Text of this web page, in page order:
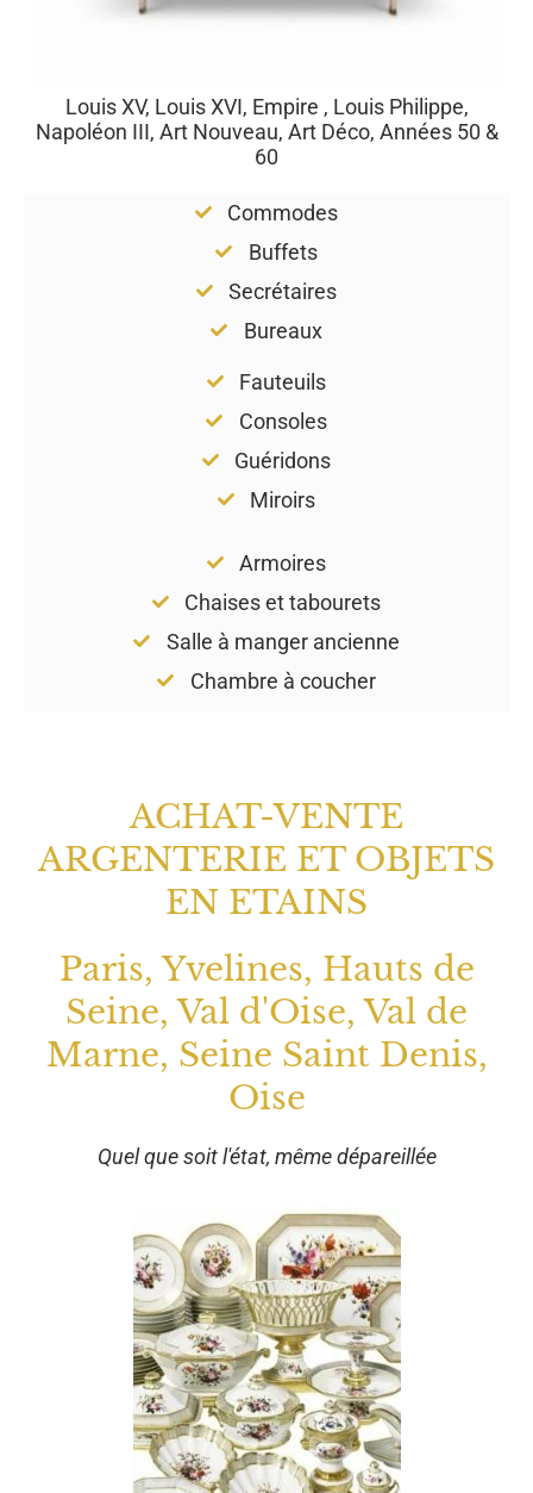
Louis XV, Louis XVI, Empire , Louis Philippe,
Napoléon III, Art Nouveau, Art Déco, Années 50 &
60
Commodes
Buffets
Secrétaires
Bureaux
Fauteuils
Consoles
Guéridons
Miroirs
Armoires
Chaises et tabourets
Salle à manger ancienne
Chambre à coucher
ACHAT-VENTE
ARGENTERIE ET OBJETS
EN ETAINS
Paris, Yvelines, Hauts de
Seine, Val d'Oise, Val de
Marne, Seine Saint Denis,
Oise
Quel que soit l'état, même dépareillée